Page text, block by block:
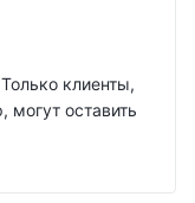
клиенты,
могут оставить